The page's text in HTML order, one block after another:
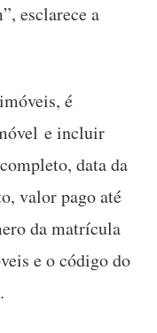
esclarece a
é
e incluir
data da
valor pago até
da matrícula
e o código do